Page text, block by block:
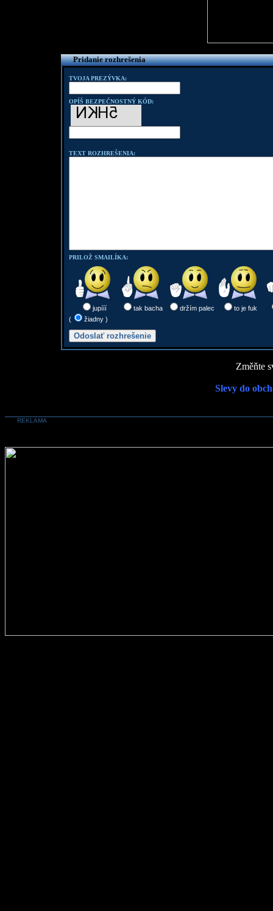
Pridanie rozhrešenia
TVOJA PREZÝVKA:
OPÍŠ BEZPEČNOSTNÝ KÓD:
TEXT ROZHREŠENIA:
PRILOŽ SMAILÍKA:
jupííí tak bacha držím palec
to je fuk
(
žiadny )
Změňte
Slevy do
REKLAMA